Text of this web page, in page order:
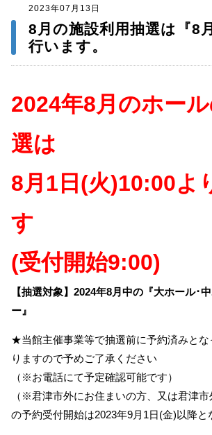
2023年07月13日
8月の施設利用抽選は『8
行います。
2024年8月のホー
選は
8月1日(火)10:00よ
す
(受付開始9:00)
【抽選対象】2024年8月中の『大ホール･
ー』
★当館主催事業等で抽選前に予約済みとな
りますので予めご了承ください
（※お電話にて予定確認可能です）
（※君津市外にお住まいの方、又は君津
の予約受付開始は2023年9月1日(金)以降と